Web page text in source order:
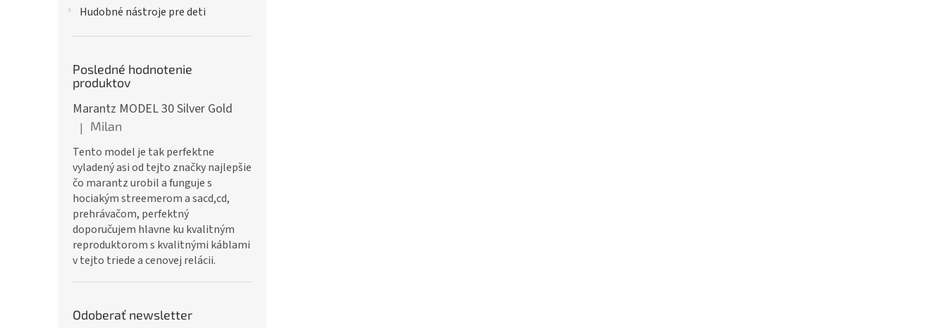
Hudobné nástroje pre deti
Posledné hodnotenie
produktov
Marantz MODEL 30 Silver Gold
Hodnotenie produktu je 5 z 5 hviezdičiek.
| Milan
Tento model je tak perfektne
vyladený asi od tejto značky najlepšie
čo marantz urobil a funguje s
hociakým streemerom a sacd,cd,
prehrávačom, perfektný
doporučujem hlavne ku kvalitným
reproduktorom s kvalitnými káblami
v tejto triede a cenovej relácii.
Odoberať newsletter